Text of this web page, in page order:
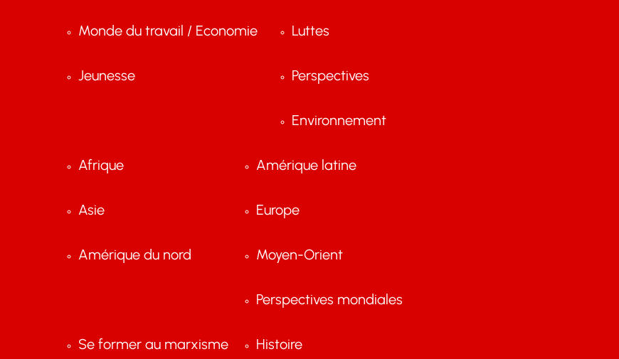
Monde du travail / Economie
Jeunesse
Luttes
Perspectives
Environnement
Afrique
Asie
Amérique du nord
Amérique latine
Europe
Moyen-Orient
Perspectives mondiales
Se former au marxisme Histoire